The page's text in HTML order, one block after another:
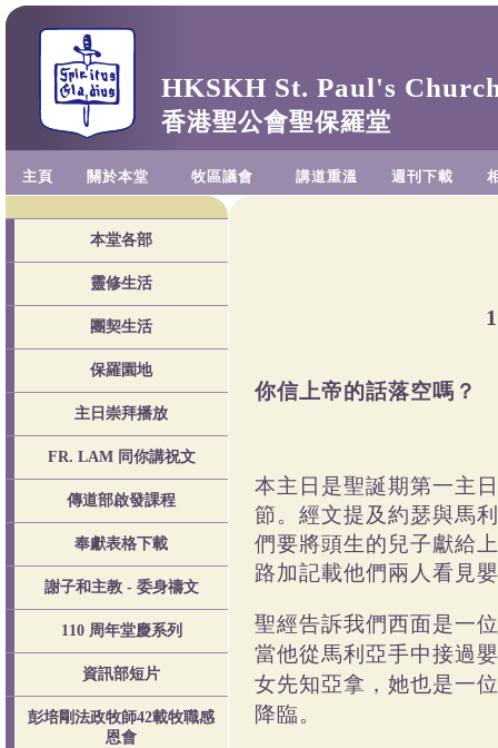
HKSKH St. Paul's
香港聖公會聖保羅堂
主頁 關於本堂 牧區議會 講道重溫 週刊下載
本堂各部
靈修生活
團契生活
保羅園地
主日崇拜播放
FR. LAM 同你講祝文
傳道部啟發課程
奉獻表格下載
謝子和主教 - 委身禱文
110 周年堂慶系列
資訊部短片
彭培剛法政牧師42載牧職感
恩會
你信上帝
本主日是聖誕期第一主
節。經文提及約瑟與馬
們要將頭生的兒子獻給
路加記載他們兩人看見
聖經告訴我們西面是一
當他從馬利亞手中接過
女先知亞拿，她也是一
降臨。